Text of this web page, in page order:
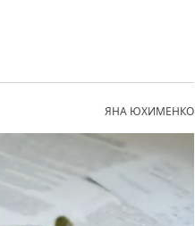
ЯНА ЮХИМЕНКО